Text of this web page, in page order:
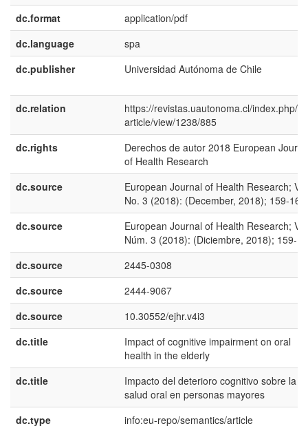
dc.format
application/pdf
dc.language
spa
dc.publisher
Universidad Autónoma de Chile
dc.relation
https://revistas.uautonoma.cl/index.php/
article/view/1238/885
dc.rights
Derechos de autor 2018 European
of Health Research
dc.source
European Journal of Health Research;
No. 3 (2018): (December, 2018); 159-168
dc.source
European Journal of Health Research;
Núm. 3 (2018): (Diciembre, 2018); 159-
dc.source
2445-0308
dc.source
2444-9067
dc.source
10.30552/ejhr.v4i3
dc.title
Impact of cognitive impairment on oral
health in the elderly
dc.title
Impacto del deterioro cognitivo sobre la
salud oral en personas mayores
dc.type
info:eu-repo/semantics/article